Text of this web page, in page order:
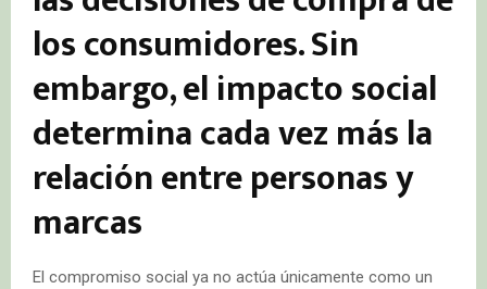
los consumidores. Sin
embargo, el impacto social
determina cada vez más la
relación entre personas y
marcas
El compromiso social ya no actúa únicamente como un